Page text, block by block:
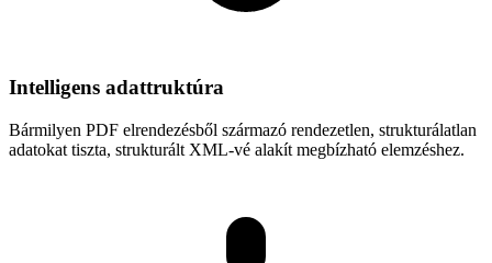
Intelligens adattruktúra
Bármilyen PDF elrendezésből származó rendezetlen, strukturálatlan
adatokat tiszta, strukturált XML-vé alakít megbízható elemzéshez.